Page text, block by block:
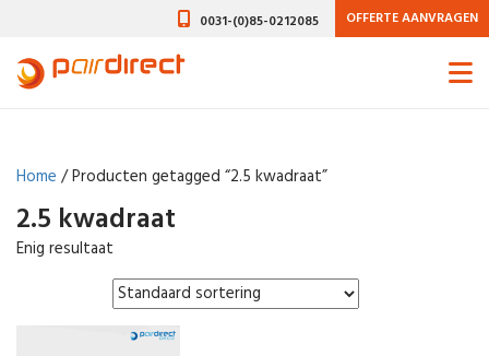
0031-(0)85-0212085 OFFERTE AANVRAGEN
Home / Producten getagged “2.5 kwadraat”
2.5 kwadraat
Enig resultaat